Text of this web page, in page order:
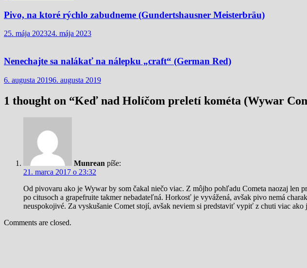
Pivo, na ktoré rýchlo zabudneme (Gundertshausner Meisterbräu)
25. mája 202324. mája 2023
Nenechajte sa nalákať na nálepku „craft“ (German Red)
6. augusta 20196. augusta 2019
1 thought on “Keď nad Holíčom preletí kométa (Wywar
Munrean píše:
21. marca 2017 o 23:32
Od pivovaru ako je Wywar by som čakal niečo viac. Z môjho pohľadu Cometa naozaj len
po citusoch a grapefruite takmer nebadateľná. Horkosť je vyvážená, avšak pivo nemá
neuspokojivé. Za vyskušanie Comet stojí, avšak neviem si predstaviť vypiť z chuti viac ako
Comments are closed.